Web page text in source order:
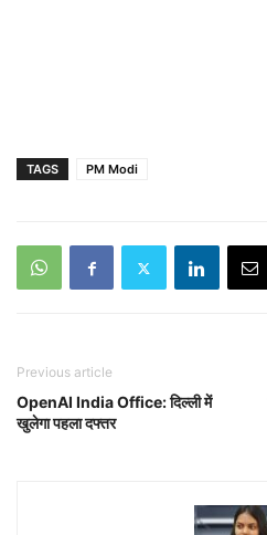
TAGS PM Modi
Previous article
OpenAI India Office: दिल्ली में
खुलेगा पहला दफ्तर